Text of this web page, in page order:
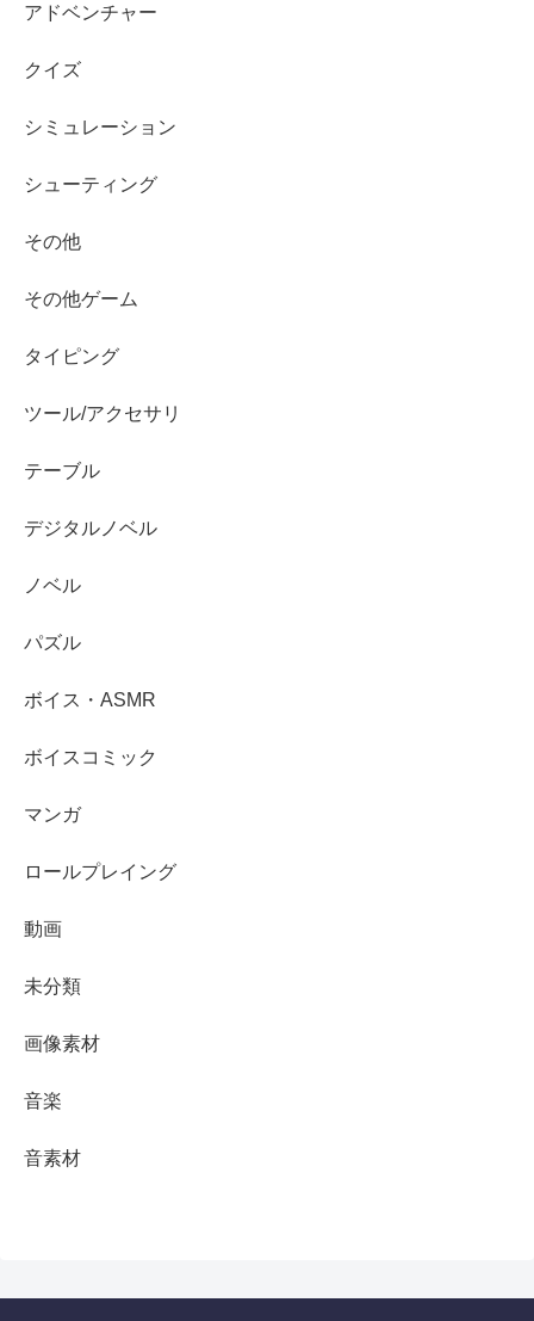
アドベンチャー
クイズ
シミュレーション
シューティング
その他
その他ゲーム
タイピング
ツール/アクセサリ
テーブル
デジタルノベル
ノベル
パズル
ボイス・ASMR
ボイスコミック
マンガ
ロールプレイング
動画
未分類
画像素材
音楽
音素材